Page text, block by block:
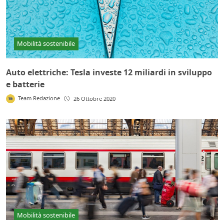
Mobilità sostenibile
Auto elettriche: Tesla investe 12 miliardi in sviluppo
e batterie
Team Redazione 26 Ottobre 2020
Mobilità sostenibile